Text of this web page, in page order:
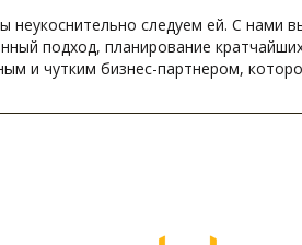
неукоснительно следуем ей. С
подход, планирование
и чутким бизнес-партнером,